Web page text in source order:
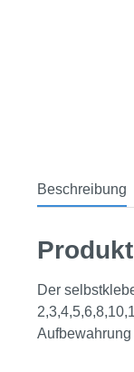
Beschreibung
Der
Aufbewahrung